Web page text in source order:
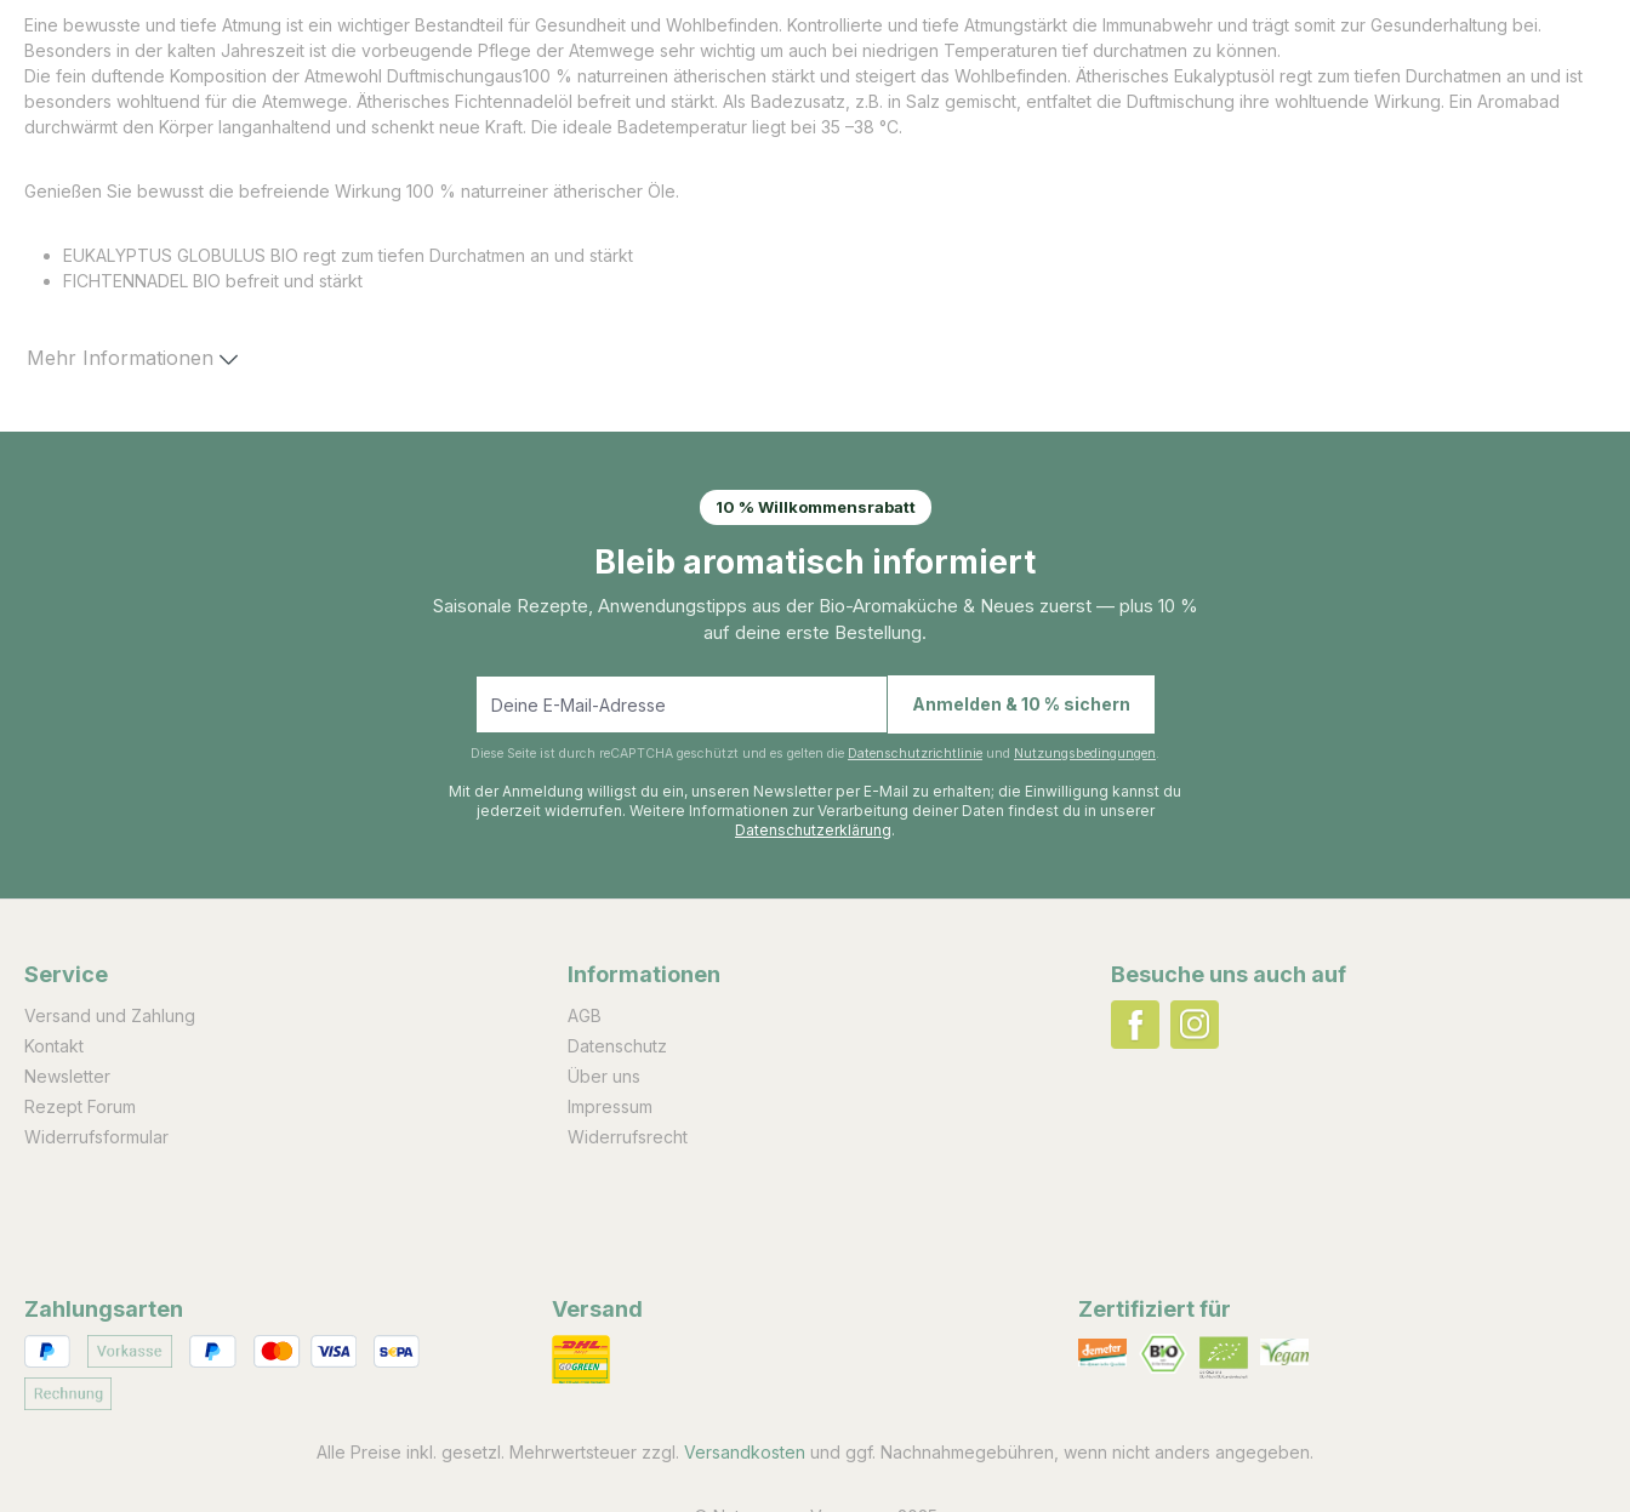
Eine bewusste und tiefe Atmung ist ein wichtiger Bestandteil für Gesundheit und Wohlbefinden. Kontrollierte und tiefe Atmungstärkt die Immunabwehr und trägt somit zur Gesunderhaltung bei.
Besonders in der kalten Jahreszeit ist die vorbeugende Pflege der Atemwege sehr wichtig um auch bei niedrigen Temperaturen tief durchatmen zu können.
Die fein duftende Komposition der Atmewohl Duftmischungaus100 % naturreinen ätherischen stärkt und steigert das Wohlbefinden. Ätherisches Eukalyptusöl regt zum tiefen Durchatmen an und ist
besonders wohltuend für die Atemwege. Ätherisches Fichtennadelöl befreit und stärkt. Als Badezusatz, z.B. in Salz gemischt, entfaltet die Duftmischung ihre wohltuende Wirkung. Ein Aromabad
durchwärmt den Körper langanhaltend und schenkt neue Kraft. Die ideale Badetemperatur liegt bei 35 –38 °C.
Genießen Sie bewusst die befreiende Wirkung 100 % naturreiner ätherischer Öle.
EUKALYPTUS GLOBULUS BIO regt zum tiefen Durchatmen an und stärkt
FICHTENNADEL BIO befreit und stärkt
Mehr Informationen
10 % Willkommensrabatt
Bleib aromatisch informiert
Saisonale Rezepte, Anwendungstipps aus der Bio-Aromaküche & Neues zuerst — plus 10 %
auf deine erste Bestellung.
Anmelden & 10 % sichern
Diese Seite ist durch reCAPTCHA geschützt und es gelten die Datenschutzrichtlinie und Nutzungsbedingungen.
Mit der Anmeldung willigst du ein, unseren Newsletter per E-Mail zu erhalten; die Einwilligung kannst du
jederzeit widerrufen. Weitere Informationen zur Verarbeitung deiner Daten findest du in unserer
Datenschutzerklärung.
Service
Versand und Zahlung
Kontakt
Newsletter
Rezept Forum
Widerrufsformular
Informationen
AGB
Datenschutz
Über uns
Impressum
Widerrufsrecht
Besuche uns auch auf
Zahlungsarten Versand Zertifiziert für
Alle Preise inkl. gesetzl. Mehrwertsteuer zzgl. Versandkosten und ggf. Nachnahmegebühren, wenn nicht anders angegeben.